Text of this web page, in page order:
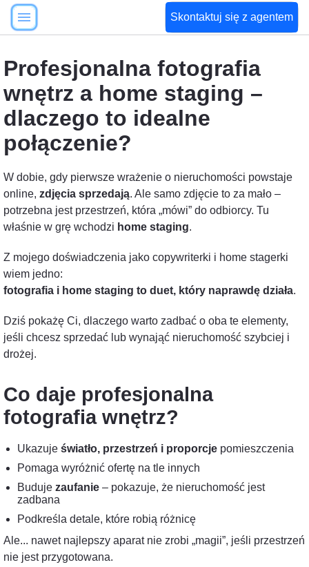
Skontaktuj się z agentem
Profesjonalna fotografia
wnętrz a home staging –
dlaczego to idealne
połączenie?
W dobie, gdy pierwsze wrażenie o nieruchomości powstaje
online, zdjęcia sprzedają. Ale samo zdjęcie to za mało –
potrzebna jest przestrzeń, która „mówi” do odbiorcy. Tu
właśnie w grę wchodzi home staging.
Z mojego doświadczenia jako copywriterki i home stagerki
wiem jedno:
fotografia i home staging to duet, który naprawdę działa.
Dziś pokażę Ci, dlaczego warto zadbać o oba te elementy,
jeśli chcesz sprzedać lub wynająć nieruchomość szybciej i
drożej.
Co daje profesjonalna
fotografia wnętrz?
Ukazuje światło, przestrzeń i proporcje pomieszczenia
Pomaga wyróżnić ofertę na tle innych
Buduje zaufanie – pokazuje, że nieruchomość jest
zadbana
Podkreśla detale, które robią różnicę
Ale... nawet najlepszy aparat nie zrobi „magii”, jeśli przestrzeń
nie jest przygotowana.